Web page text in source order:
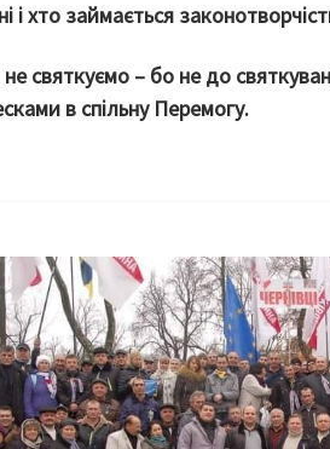
і хто займається
святкуємо – бо не до
в спільну Перемогу.